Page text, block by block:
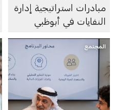
مبادرات استراتيجية إدارة
النفايات في أبوظبي
المجتمع